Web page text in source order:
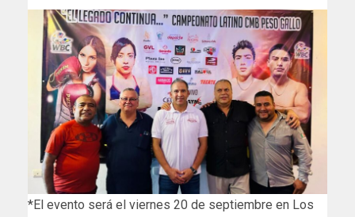
*El evento será el viernes 20 de septiembre en Los